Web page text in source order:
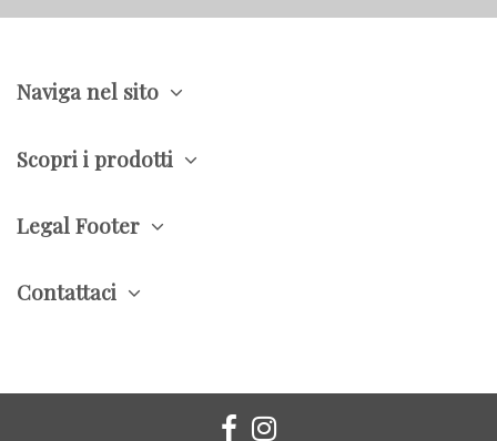
Naviga nel sito
Scopri i prodotti
Legal Footer
Contattaci